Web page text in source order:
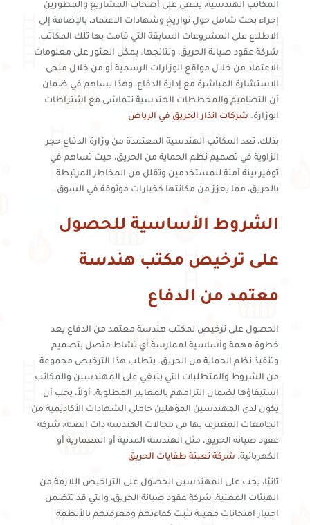
المكاتب الهندسية، ينبغي على أصحاب المشاريع والمطورين
إجراء بحث شامل حول تواريخ وشهادات الاعتماد، بالإضافة إلى
الاطلاع على المشروعات السابقة التي قامت بها تلك المكاتب،
شركة عقود صيانة الحريق، ونتائجها. يمكن العثور على معلومات
الاعتماد من خلال مواقع الوزارات الرسمية أو من خلال منحى
الاستشارة المباشرة مع إدارة الدفاع، وهذا يساهم في ضمان
أن التصاميم والمخططات الهندسية تتماشى مع اشتراطات
الوزارة. شركات انذار الحريق في الرياض
بذلك، تعد المكاتب الهندسية المعتمدة من وزارة الدفاع حجر
الزاوية في تصميم نظم الحماية من الحريق، حيث تساهم في
توفير بيئة آمنة للمستخدمين وتقلل من المخاطر المرتبطة
بالحريق، مما يعزز من مكانتها كخيارات موثوقة في السوق.
الشروط الأساسية للحصول
على ترخيص مكتب هندسة
معتمد من الدفاع
الحصول على ترخيص لمكتب هندسة معتمد من الدفاع يعد
خطوة مهمة وأساسية لممارسة أي نشاط متصل بتصميم
وتنفيذ نظم الحماية من الحريق. يتطلب هذا الترخيص مجموعة
من الشروط والمتطلبات التي ينبغي على المهندسين والمكاتب
استيفاؤها لضمان التزامهم بالمعايير المطلوبة. أولاً، يجب أن
يكون لدى المهندسين المؤهلين حاملي الشهادات الأكاديمية من
الجامعات المعترف بها في مجالات الهندسة ذات الصلة، شركة
عقود صيانة الحريق، مثل الهندسة المدنية أو المعمارية أو
الكهربائية. شركة تعبئة طفايات الحريق
ثانيًا، يجب على المهندسين الحصول على التراخيص اللازمة من
الهيئات المعنية، شركة عقود صيانة الحريق، والتي قد تتضمن
اجتياز امتحانات معينة تثبت كفاءتهم ومعرفتهم بالأنظمة